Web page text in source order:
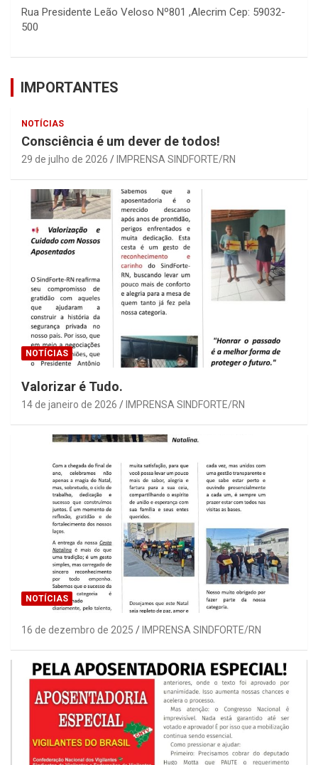
Rua Presidente Leão Veloso Nº801 ,Alecrim Cep: 59032-
500
IMPORTANTES
NOTÍCIAS
Consciência é um dever de todos!
29 de julho de 2026 IMPRENSA SINDFORTE/RN
NOTÍCIAS
Valorizar é Tudo.
14 de janeiro de 2026 IMPRENSA SINDFORTE/RN
NOTÍCIAS
16 de dezembro de 2025 IMPRENSA SINDFORTE/RN